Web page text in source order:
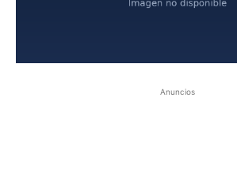
Anuncios